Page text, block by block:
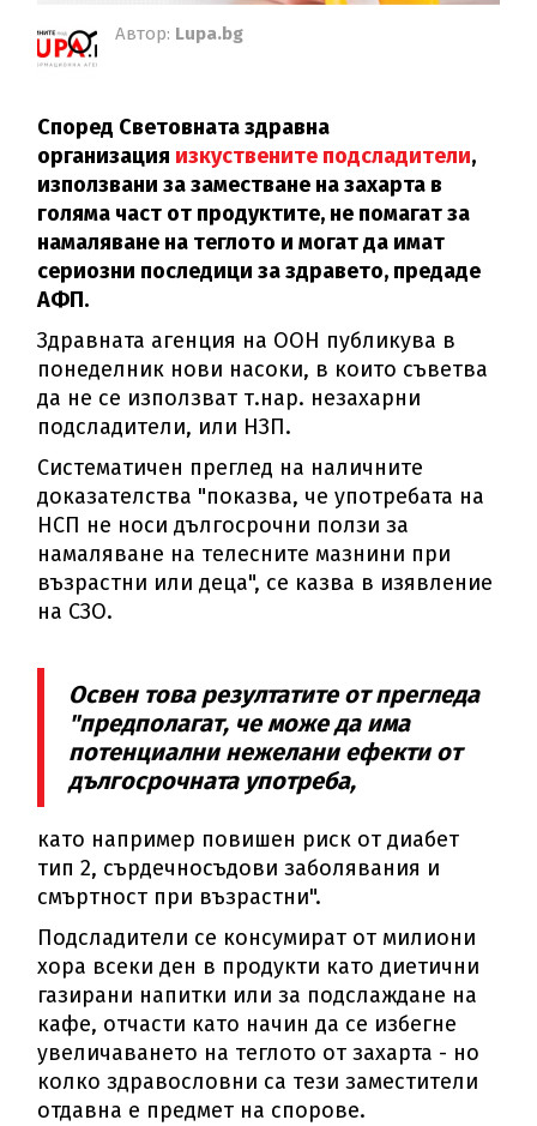
Автор: Lupa.bg
Според Световната здравна
организация изкуствените подсладители,
използвани за заместване на захарта в
голяма част от продуктите, не помагат за
намаляване на теглото и могат да имат
сериозни последици за здравето, предаде
АФП.
Здравната агенция на ООН публикува в
понеделник нови насоки, в които съветва
да не се използват т.нар. незахарни
подсладители, или НЗП.
Систематичен преглед на наличните
доказателства "показва, че употребата на
НСП не носи дългосрочни ползи за
намаляване на телесните мазнини при
възрастни или деца", се казва в изявление
на СЗО.
Освен това резултатите от прегледа
"предполагат, че може да има
потенциални нежелани ефекти от
дългосрочната употреба,
като например повишен риск от диабет
тип 2, сърдечносъдови заболявания и
смъртност при възрастни".
Подсладители се консумират от милиони
хора всеки ден в продукти като диетични
газирани напитки или за подслаждане на
кафе, отчасти като начин да се избегне
увеличаването на теглото от захарта - но
колко здравословни са тези заместители
отдавна е предмет на спорове.